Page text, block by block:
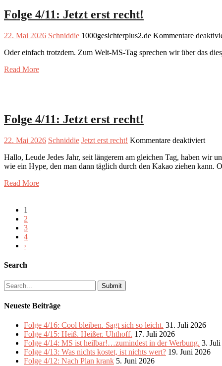
Folge 4/11: Jetzt erst recht!
22. Mai 2026 Schniddie 1000gesichterplus2.de Kommentare
Oder einfach trotzdem. Zum Welt-MS-Tag sprechen wir über das
Read More
Folge 4/11: Jetzt erst recht!
22. Mai 2026 Schniddie Jetzt erst recht! Kommentare deaktiviertfür
4/11:
Jetzt
Hallo, Leude Jedes Jahr, seit längerem am gleichen Tag, haben wir
wie ein Hype, den man dann täglich durch den Kakao ziehen kann.
Read More
1
2
3
4
›
Search
Search
for:
Neueste Beiträge
Folge 4/16: Cool bleiben. Sagt sich so leicht. 31. Juli 2026
Folge 4/15: Heiß. Heißer. Uhthoff. 17. Juli 2026
Folge 4/14: MS ist heilbar!…zumindest in der Werbung. 3.
Folge 4/13: Was nichts kostet, ist nichts wert? 19. Juni 2026
Folge 4/12: Nach Plan krank 5. Juni 2026